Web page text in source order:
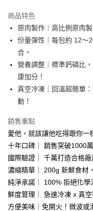
合作金庫商業銀行
華南商業銀行
上海商業儲蓄銀行
國泰世華商業銀行
臺灣中小企業銀行
匯豐（台灣）商業銀行
聯邦商業銀行
元大商業銀行
玉山商業銀行
台灣樂天信用卡公司
LINE Pay
Apple Pay
街口支付
Google Pay
相關說明
【大哥付你分期使用說明】
1.本服務由台灣大哥大提供，
2.付款方式選擇「大哥付你分
流程，驗證手機門號後，選擇
成交易。
3.實際核准額度、可分期數及
4.訂單成立30分鐘內，如未前
消。如遇「轉專審核」未通過
法說明評估內容。
ATM付款
貨到付款
運送方式
【7-11取貨】冷凍配送
商品特色
原肉製作｜高比例原肉
份量彈性｜每包約 12～
合。
營養調整｜標準鈣磷比
康加分！
真空冷凍｜回溫超簡單
動！
銷售重點
愛他，就該讓他吃得跟你一
十年口碑｜ 銷售突破1000
國際驗證｜ 千萬打造合格
濃縮精華｜ 200g 新鮮食材
純淨承諾｜ 100% 拒絕化學
鮮度管理｜ 急速冷凍 x 真
方便美味｜免開火！微波或